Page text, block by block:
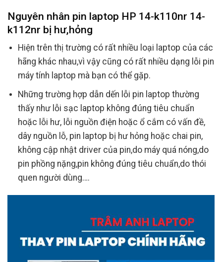
Nguyên nhân pin laptop HP 14-k110nr 14-
k112nr bị hư,hỏng
Hiện trên thị trường có rất nhiều loại laptop của các
hãng khác nhau,vì vậy cũng có rất nhiều dạng lỗi pin
máy tính laptop mà bạn có thể gặp.
Những trường hợp dẫn dến lỗi pin laptop thường
thấy như lỗi sạc laptop không đúng tiêu chuẩn
hoặc lỗi hư, lỗi nguồn điện hoặc ổ cắm có vấn đề,
dây nguồn lỗ, pin laptop bị hư hỏng hoặc chai pin,
không cập nhật driver của pin,do máy quá nóng,do
pin phồng nặng,pin không đúng tiêu chuẩn,do thói
quen người dùng….